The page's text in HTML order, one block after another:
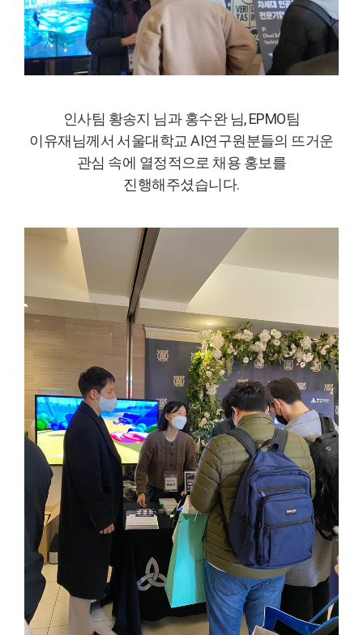
인사팀 황송지 님과 홍수완 님, EPMO팀
이유재님께서 서울대학교 AI연구원분들의 뜨거운
관심 속에 열정적으로 채용 홍보를
진행해주셨습니다.